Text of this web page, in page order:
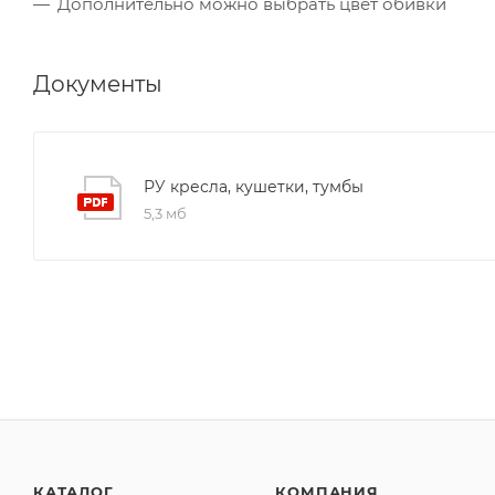
Документы
РУ кресла, кушетки, тумбы
5,3 мб